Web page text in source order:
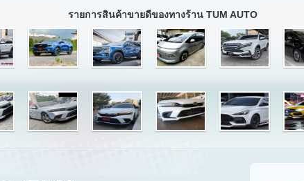
รายการสินค้าขายดีของทางร้าน TUM AUTO